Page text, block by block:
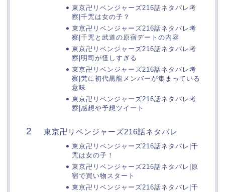
東京卍リベンジャーズ216話ネタバレ考
察|千咒は女の子？
東京卍リベンジャーズ216話ネタバレ考
察|千咒と武道の原宿デートの内容
東京卍リベンジャーズ216話ネタバレ考
察|明司が怪しすぎる
東京卍リベンジャーズ216話ネタバレ考
察|梵に初代黒龍メンバーが集まっている
意味
東京卍リベンジャーズ216話ネタバレ考
察|感想や予想ツイート
東京卍リベンジャーズ216話ネタバレ
東京卍リベンジャーズ216話ネタバレ|千
咒は女の子！
東京卍リベンジャーズ216話ネタバレ|原
宿で買い物スタート
東京卍リベンジャーズ216話ネタバレ|千